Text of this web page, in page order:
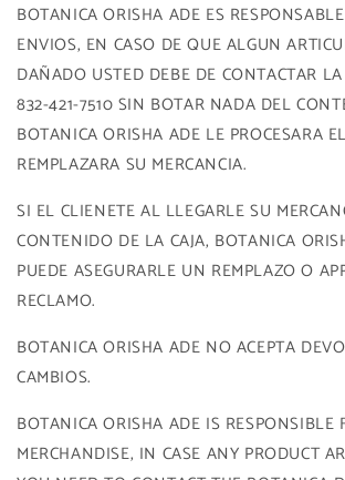
BOTANICA ORISHA ADE ES
ENVIOS, EN CASO DE QUE ALGUN
DAÑADO USTED DEBE DE CONTACTAR
832-421-7510 SIN BOTAR NADA DEL
BOTANICA ORISHA ADE LE PROCESARA
REMPLAZARA SU MERCANCIA.
SI EL CLIENETE AL LLEGARLE SU
CONTENIDO DE LA CAJA, BOTANICA
PUEDE ASEGURARLE UN REMPLAZO O
RECLAMO.
BOTANICA ORISHA ADE NO ACEPTA
CAMBIOS.
BOTANICA ORISHA ADE IS RESPONSIBLE
MERCHANDISE, IN CASE ANY PRODUCT